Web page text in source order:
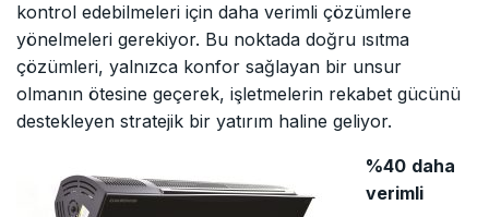
kontrol edebilmeleri için daha verimli çözümlere
yönelmeleri gerekiyor. Bu noktada doğru ısıtma
çözümleri, yalnızca konfor sağlayan bir unsur
olmanın ötesine geçerek, işletmelerin rekabet gücünü
destekleyen stratejik bir yatırım haline geliyor.
%40 daha
verimli